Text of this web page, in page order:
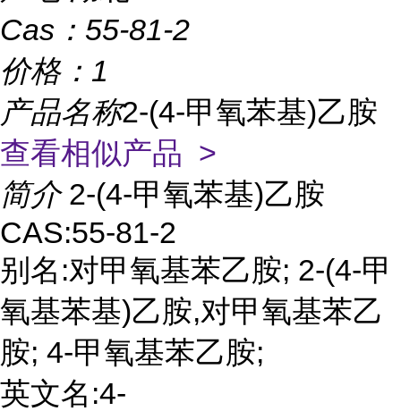
Cas： 55-81-2
价格： 1
产品名称2-(4-甲氧苯基)乙胺
查看相似产品 >
简介 2-(4-甲氧苯基)乙胺
CAS:55-81-2
别名:对甲氧基苯乙胺; 2-(4-甲
氧基苯基)乙胺,对甲氧基苯乙
胺; 4-甲氧基苯乙胺;
英文名:4-